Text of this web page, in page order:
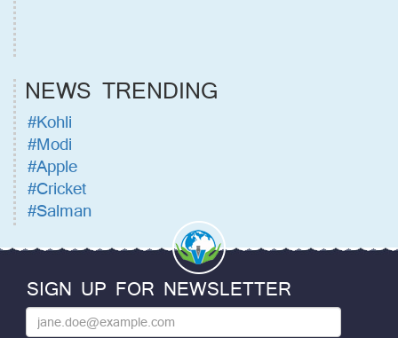
NEWS TRENDING
#Kohli
#Modi
#Apple
#Cricket
#Salman
SIGN UP FOR NEWSLETTER